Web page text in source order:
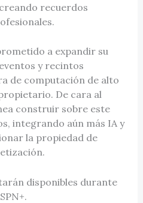
recuerdos
a expandir su
y recintos
de computación de alto
De cara al
construir sobre este
integrando aún más IA y
la propiedad de
disponibles durante